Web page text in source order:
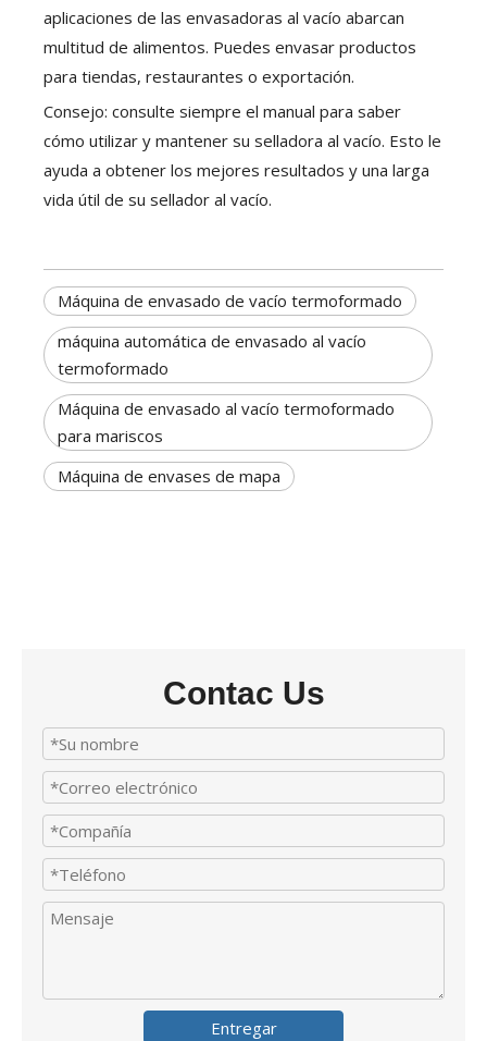
aplicaciones de las envasadoras al vacío abarcan
multitud de alimentos. Puedes envasar productos
para tiendas, restaurantes o exportación.
Consejo: consulte siempre el manual para saber
cómo utilizar y mantener su selladora al vacío. Esto le
ayuda a obtener los mejores resultados y una larga
vida útil de su sellador al vacío.
Máquina de envasado de vacío termoformado
máquina automática de envasado al vacío
termoformado
Máquina de envasado al vacío termoformado
para mariscos
Máquina de envases de mapa
Contac Us
Entregar